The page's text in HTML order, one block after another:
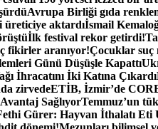
Avrupa Birliği gıda
üreticiye aktardıİsmail
İlk festival rekor getirdi!
fikirler aranıyor!Çocuklar suç
Günü Düşüşle Kapattı
İhracatını İki Katına Çıkardı
zirvedeETİB, İzmir’de
SağlıyorTemmuz’un
Gürer: Hayvan İthalatı Eti